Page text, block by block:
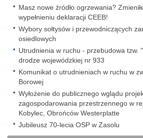
Masz nowe źródło ogrzewania?
wypełnieniu deklaracji CEEB!
Wybory sołtysów i przewodniczących
osiedlowych
Utrudnienia w ruchu - przebudowa tzw.
drodze wojewódzkiej nr 933
Komunikat o utrudnieniach w ruchu w
Borowej
Wyłożenie do publicznego wglądu
zagospodarowania przestrzennego w
Kobylec, Obrońców Westerplatte
Jubileusz 70-lecia OSP w Zasolu